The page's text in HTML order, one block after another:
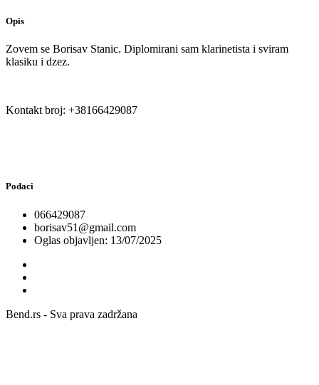
Opis
Zovem se Borisav Stanic. Diplomirani sam klarinetista i sviram
klasiku i dzez.
Kontakt broj: +38166429087
Podaci
066429087
borisav51@gmail.com
Oglas objavljen: 13/07/2025
Bend.rs - Sva prava zadržana